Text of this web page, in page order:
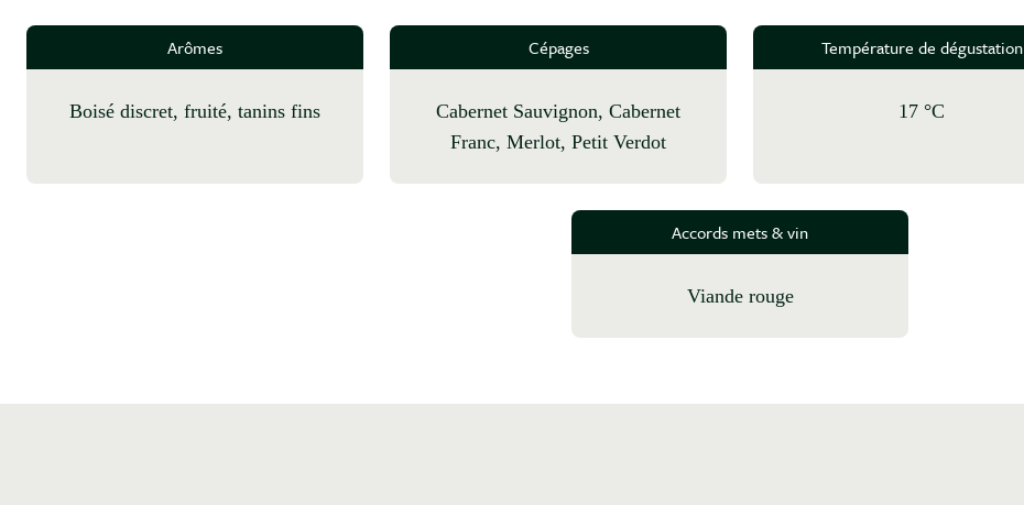
Arômes
boisé discret, fruité, tanins fins
Cépages
Cabernet Sauvignon, Cabernet
Franc, Merlot, Petit Verdot
Température de dégustation
17 °C
Accords mets & vin
Viande rouge